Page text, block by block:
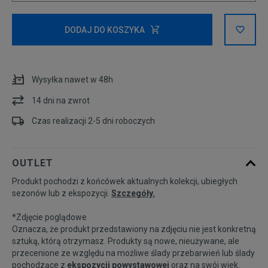
dostępności
L
DODAJ DO KOSZYKA
Wysyłka nawet w 48h
14 dni na zwrot
Czas realizacji 2-5 dni roboczych
OUTLET
Produkt pochodzi z końcówek aktualnych kolekcji, ubiegłych
sezonów lub z ekspozycji. Szczegóły.
*Zdjęcie poglądowe
Oznacza, że produkt przedstawiony na zdjęciu nie jest konkretną
sztuką, którą otrzymasz. Produkty są nowe, nieużywane, ale
przecenione ze względu na możliwe ślady przebarwień lub ślady
pochodzące z ekspozycji powystawowej oraz na swój wiek.